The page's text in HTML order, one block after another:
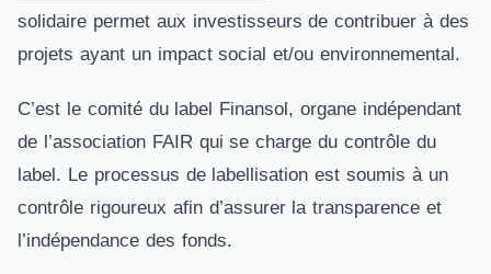
solidaire permet aux investisseurs de contribuer à des
projets ayant un impact social et/ou environnemental.
C’est le comité du label Finansol, organe indépendant
de l’association FAIR qui se charge du contrôle du
label. Le processus de labellisation est soumis à un
contrôle rigoureux afin d’assurer la transparence et
l’indépendance des fonds.